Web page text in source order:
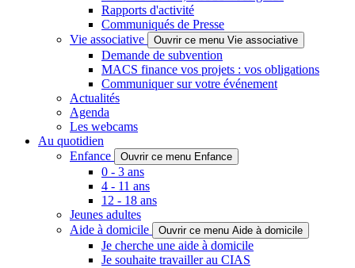
Rapports d'activité
Communiqués de Presse
Vie associative
Ouvrir ce menu Vie associative
Demande de subvention
MACS finance vos projets : vos obligations
Communiquer sur votre événement
Actualités
Agenda
Les webcams
Au quotidien
Enfance
Ouvrir ce menu Enfance
0 - 3 ans
4 - 11 ans
12 - 18 ans
Jeunes adultes
Aide à domicile
Ouvrir ce menu Aide à domicile
Je cherche une aide à domicile
Je souhaite travailler au CIAS